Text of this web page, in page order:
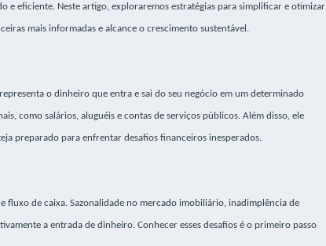
e eficiente. Neste artigo, exploraremos estratégias para simplificar e otimizar
mais informadas e alcance o crescimento sustentável.
o dinheiro que entra e sai do seu negócio em um determinado
como salários, aluguéis e contas de serviços públicos. Além disso, ele
preparado para enfrentar desafios financeiros inesperados.
de caixa. Sazonalidade no mercado imobiliário, inadimplência de
a entrada de dinheiro. Conhecer esses desafios é o primeiro passo